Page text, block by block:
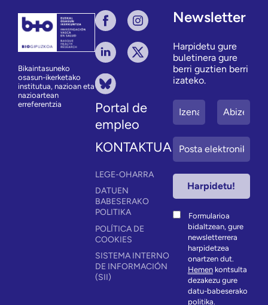
Bikaintasuneko
osasun-ikerketako
institutua, nazioan eta
nazioartean
erreferentzia
Portal de
empleo
KONTAKTUA
LEGE-OHARRA
DATUEN
BABESERAKO
POLITIKA
POLÍTICA DE
COOKIES
SISTEMA INTERNO
DE INFORMACIÓN
(SII)
Newsletter
Harpidetu gure
buletinera gure
berri guztien berri
izateko.
Formularioa
bidaltzean, gure
newsletterrera
harpidetzea
onartzen dut.
Hemenkontsulta
dezakezu gure
datu-babeserako
politika.